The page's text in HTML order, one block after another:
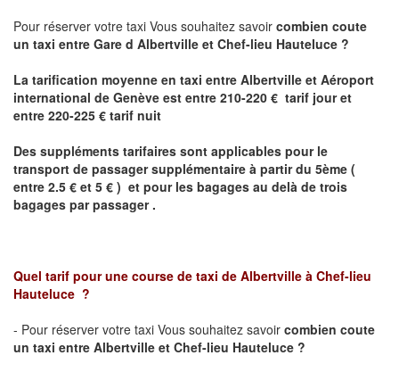
Pour réserver votre taxi Vous souhaitez savoir combien coute
un taxi entre Gare d Albertville et Chef-lieu Hauteluce ?
La tarification moyenne en taxi entre Albertville et Aéroport
international de Genève est entre 210-220 € tarif jour et
entre 220-225 € tarif nuit
Des suppléments tarifaires sont applicables pour le
transport de passager supplémentaire à partir du 5ème (
entre 2.5 € et 5 € ) et pour les bagages au delà de trois
bagages par passager .
Quel tarif pour une course de taxi de Albertville à Chef-lieu
Hauteluce ?
- Pour réserver votre taxi Vous souhaitez savoir combien coute
un taxi entre Albertville et Chef-lieu Hauteluce ?